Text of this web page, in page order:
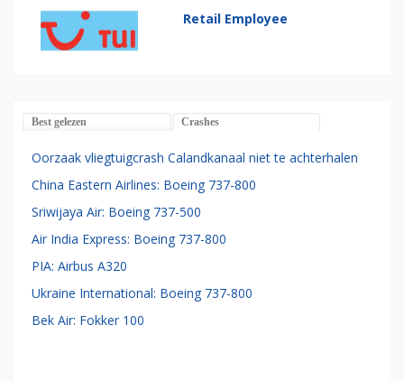
Retail Employee
Best gelezen Crashes
Oorzaak vliegtuigcrash Calandkanaal niet te achterhalen
China Eastern Airlines: Boeing 737-800
Sriwijaya Air: Boeing 737-500
Air India Express: Boeing 737-800
PIA: Airbus A320
Ukraine International: Boeing 737-800
Bek Air: Fokker 100